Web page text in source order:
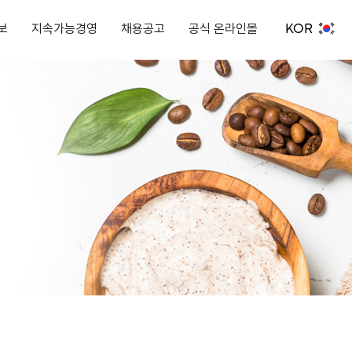
지속가능경영 채용공고 공식 온라인몰 KOR